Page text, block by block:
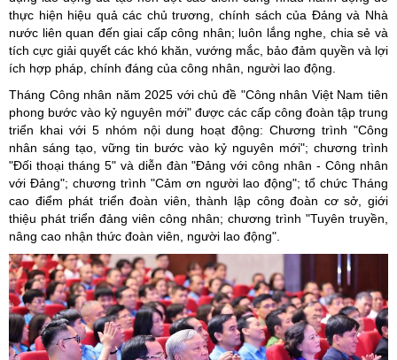
thực hiện hiệu quả các chủ trương, chính sách của Đảng và Nhà
nước liên quan đến giai cấp công nhân; luôn lắng nghe, chia sẻ và
tích cực giải quyết các khó khăn, vướng mắc, bảo đảm quyền và lợi
ích hợp pháp, chính đáng của công nhân, người lao động.
Tháng Công nhân năm 2025 với chủ đề "Công nhân Việt Nam tiên
phong bước vào kỷ nguyên mới" được các cấp công đoàn tập trung
triển khai với 5 nhóm nội dung hoạt động: Chương trình "Công
nhân sáng tạo, vững tin bước vào kỷ nguyên mới"; chương trình
"Đối thoại tháng 5" và diễn đàn "Đảng với công nhân - Công nhân
với Đảng"; chương trình "Cảm ơn người lao động"; tổ chức Tháng
cao điểm phát triển đoàn viên, thành lập công đoàn cơ sở, giới
thiệu phát triển đảng viên công nhân; chương trình "Tuyên truyền,
nâng cao nhận thức đoàn viên, người lao động".